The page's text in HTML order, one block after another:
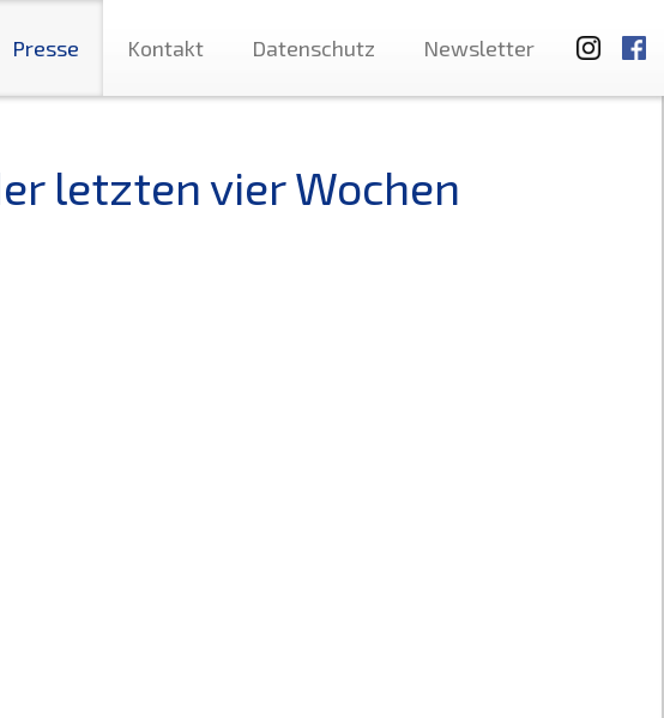
Presse Kontakt Datenschutz Newsletter
letzten vier Wochen